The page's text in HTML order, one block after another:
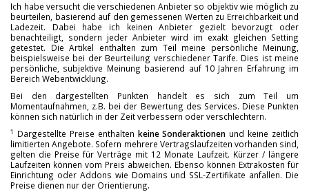
Ich habe versucht die verschiedenen Anbieter so objektiv wie möglich zu
beurteilen, basierend auf den gemessenen Werten zu Erreichbarkeit und
Ladezeit. Dabei habe ich keinen Anbieter gezielt bevorzugt oder
benachteiligt, sondern jeder Anbieter wird im exakt gleichen Setting
getestet. Die Artikel enthalten zum Teil meine persönliche Meinung,
beispielsweise bei der Beurteilung verschiedener Tarife. Dies ist meine
persönliche, subjektive Meinung basierend auf 10 Jahren Erfahrung im
Bereich Webentwicklung.
Bei den dargestellten Punkten handelt es sich zum Teil um
Momentaufnahmen, z.B. bei der Bewertung des Services. Diese Punkten
können sich natürlich in der Zeit verbessern oder verschlechtern.
1 Dargestellte Preise enthalten keine Sonderaktionen und keine zeitlich
limitierten Angebote. Sofern mehrere Vertragslaufzeiten vorhanden sind,
gelten die Preise für Verträge mit 12 Monate Laufzeit. Kürzer / längere
Laufzeiten können vom Preis abweichen. Ebenso können Extrakosten für
Einrichtung oder Addons wie Domains und SSL-Zertifikate anfallen. Die
Preise dienen nur der Orientierung.